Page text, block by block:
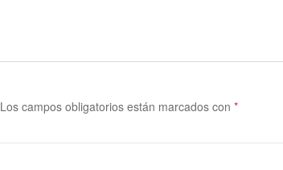
Los campos obligatorios están marcados con *